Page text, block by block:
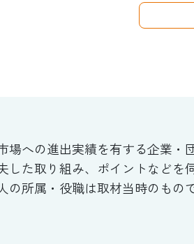
「いい
果」に
場への進出実績を有する企業・
した取り組み、ポイントなどを
の所属・役職は取材当時のもの